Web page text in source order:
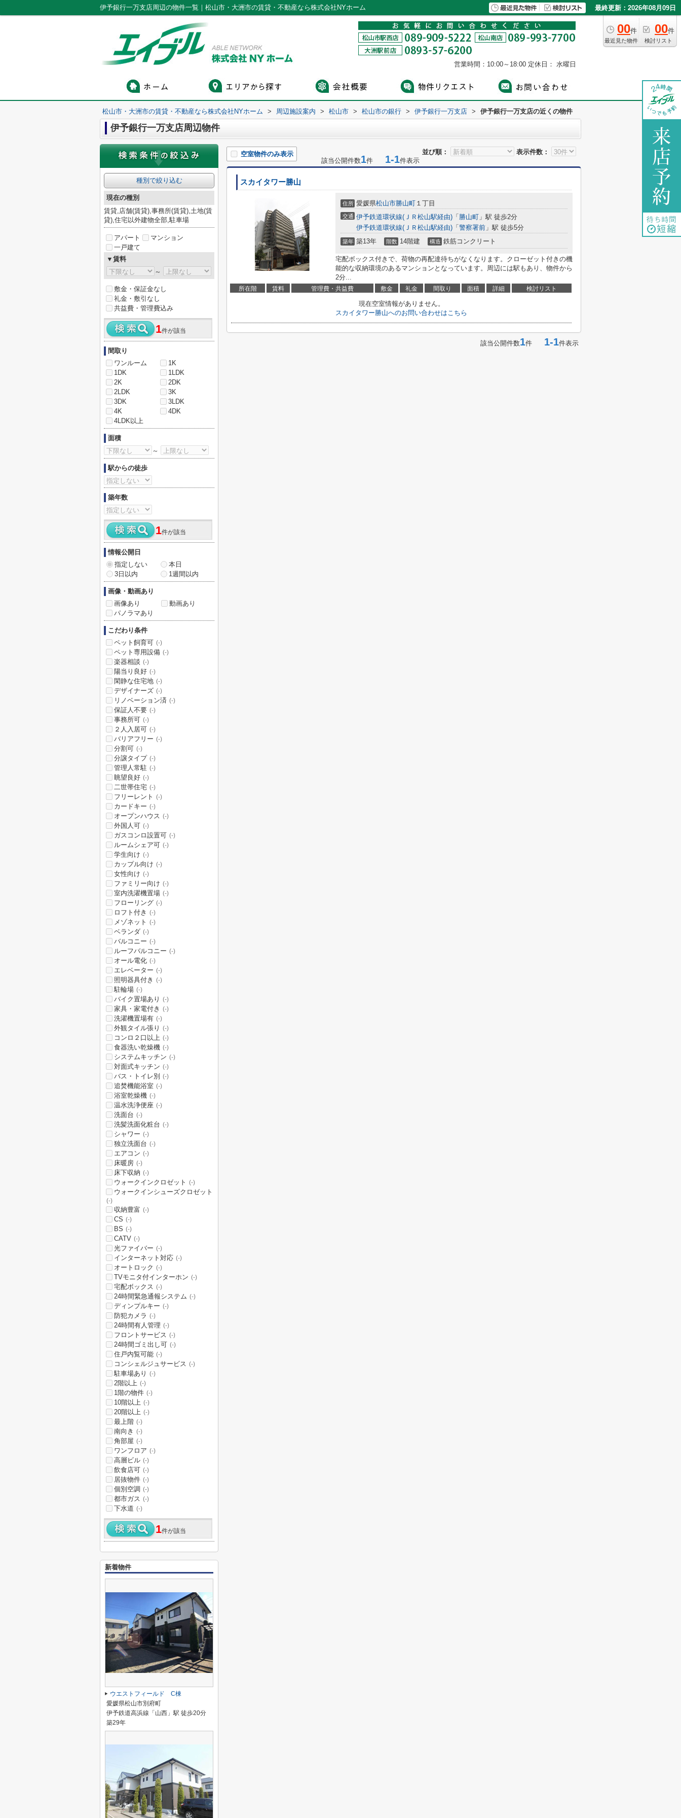
伊予銀行一万支店周辺の物件一覧｜松山市・大洲市の賃貸・不動産なら株式会社NYホーム 最終更新：2026年08月09日
00件
最近見た物件
00件
検討リスト
営業時間：10:00～18:00 定休日： 水曜日
松山市・大洲市の賃貸・不動産なら株式会社NYホーム > 周辺施設案内 > 松山市 > 松山市の銀行 > 伊予銀行一万支店 > 伊予銀行一万支店の近くの物件
伊予銀行一万支店周辺物件
並び順： 表示件数：
空室物件のみ表示
該当公開件数1件 1-1件表示
スカイタワー勝山
住所 愛媛県松山市勝山町 １丁目
交通 伊予鉄道環状線(ＪＲ松山駅経由) 「 勝山町 」駅 徒歩2分
伊予鉄道環状線(ＪＲ松山駅経由) 「 警察署前 」駅 徒歩5分
築年 築13年 階数 14階建 構造 鉄筋コンクリート
宅配ボックス付きで、荷物の再配達待ちがなくなります。クローゼット付きの機
能的な収納環境のあるマンションとなっています。周辺には駅もあり、物件から
2分...
所在階 賃料 管理費・共益費 敷金 礼金 間取り 面積 詳細 検討リスト
現在空室情報がありません。
スカイタワー勝山へのお問い合わせはこちら
該当公開件数1件 1-1件表示
種別で絞り込む
現在の種別
賃貸,店舗(賃貸),事務所(賃貸),土地(賃
貸),住宅以外建物全部,駐車場
アパート
マンション
一戸建て
▼賃料
～
敷金・保証金なし
礼金・敷引なし
共益費・管理費込み
1件が該当
間取り
ワンルーム
1K
1DK
1LDK
2K
2DK
2LDK
3K
3DK
3LDK
4K
4DK
4LDK以上
面積
～
駅からの徒歩
築年数
1件が該当
情報公開日
指定しない
本日
3日以内
1週間以内
画像・動画あり
画像あり
動画あり
パノラマあり
こだわり条件
ペット飼育可 (-)
ペット専用設備 (-)
楽器相談 (-)
陽当り良好 (-)
閑静な住宅地 (-)
デザイナーズ (-)
リノベーション済 (-)
保証人不要 (-)
事務所可 (-)
２人入居可 (-)
バリアフリー (-)
分割可 (-)
分譲タイプ (-)
管理人常駐 (-)
眺望良好 (-)
二世帯住宅 (-)
フリーレント (-)
カードキー (-)
オープンハウス (-)
外国人可 (-)
ガスコンロ設置可 (-)
ルームシェア可 (-)
学生向け (-)
カップル向け (-)
女性向け (-)
ファミリー向け (-)
室内洗濯機置場 (-)
フローリング (-)
ロフト付き (-)
メゾネット (-)
ベランダ (-)
バルコニー (-)
ルーフバルコニー (-)
オール電化 (-)
エレベーター (-)
照明器具付き (-)
駐輪場 (-)
バイク置場あり (-)
家具・家電付き (-)
洗濯機置場有 (-)
外観タイル張り (-)
コンロ２口以上 (-)
食器洗い乾燥機 (-)
システムキッチン (-)
対面式キッチン (-)
バス・トイレ別 (-)
追焚機能浴室 (-)
浴室乾燥機 (-)
温水洗浄便座 (-)
洗面台 (-)
洗髪洗面化粧台 (-)
シャワー (-)
独立洗面台 (-)
エアコン (-)
床暖房 (-)
床下収納 (-)
ウォークインクロゼット (-)
ウォークインシューズクロゼット
(-)
収納豊富 (-)
CS (-)
BS (-)
CATV (-)
光ファイバー (-)
インターネット対応 (-)
オートロック (-)
TVモニタ付インターホン (-)
宅配ボックス (-)
24時間緊急通報システム (-)
ディンプルキー (-)
防犯カメラ (-)
24時間有人管理 (-)
フロントサービス (-)
24時間ゴミ出し可 (-)
住戸内覧可能 (-)
コンシェルジュサービス (-)
駐車場あり (-)
2階以上 (-)
1階の物件 (-)
10階以上 (-)
20階以上 (-)
最上階 (-)
南向き (-)
角部屋 (-)
ワンフロア (-)
高層ビル (-)
飲食店可 (-)
居抜物件 (-)
個別空調 (-)
都市ガス (-)
下水道 (-)
1件が該当
新着物件
ウエストフィールド C棟
愛媛県松山市別府町
伊予鉄道高浜線「山西」駅 徒歩20分
築29年